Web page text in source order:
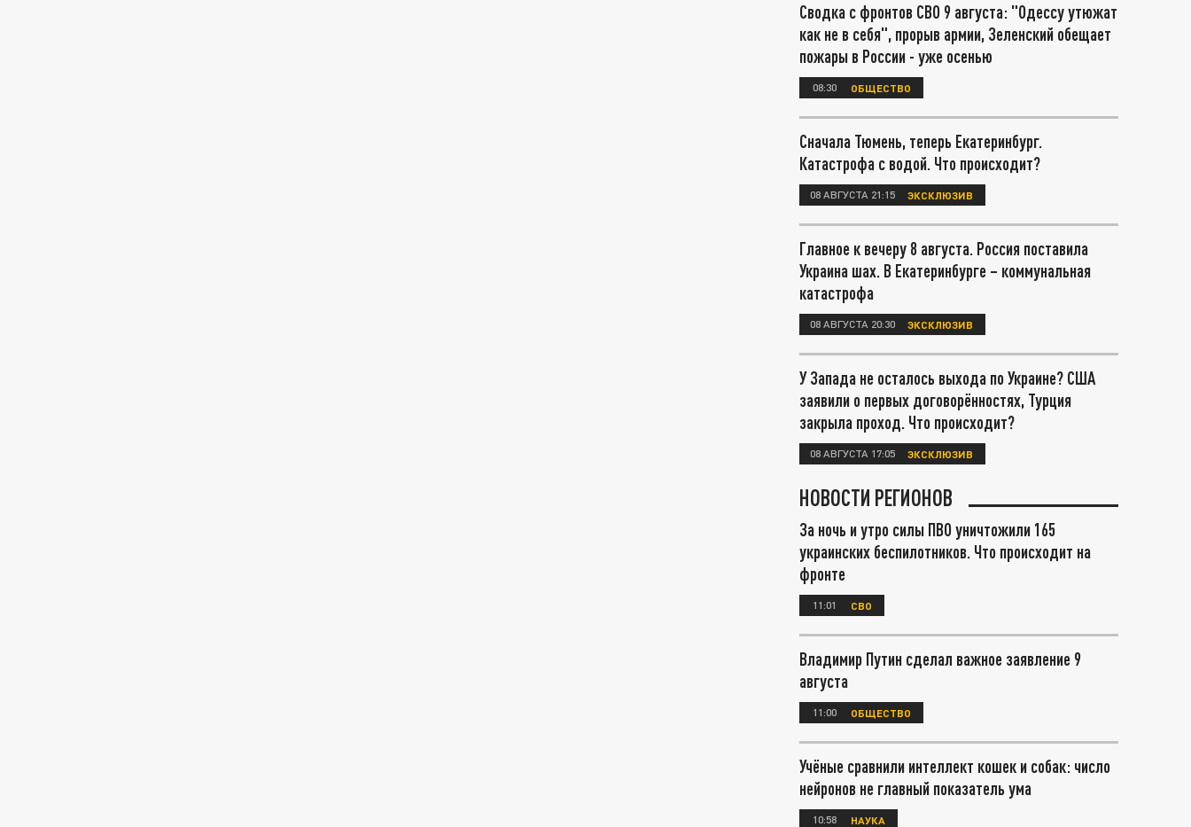
Сводка с фронтов СВО 9 августа: "Одессу утюжат
как не в себя", прорыв армии, Зеленский обещает
пожары в России - уже осенью
08:30 ОБЩЕСТВО
Сначала Тюмень, теперь Екатеринбург.
Катастрофа с водой. Что происходит?
08 АВГУСТА 21:15 ЭКСКЛЮЗИВ
Главное к вечеру 8 августа. Россия поставила
Украина шах. В Екатеринбурге – коммунальная
катастрофа
08 АВГУСТА 20:30 ЭКСКЛЮЗИВ
У Запада не осталось выхода по Украине? США
заявили о первых договорённостях, Турция
закрыла проход. Что происходит?
08 АВГУСТА 17:05 ЭКСКЛЮЗИВ
НОВОСТИ РЕГИОНОВ
За ночь и утро силы ПВО уничтожили 165
украинских беспилотников. Что происходит на
фронте
11:01 СВО
Владимир Путин сделал важное заявление 9
августа
11:00 ОБЩЕСТВО
Учёные сравнили интеллект кошек и собак: число
нейронов не главный показатель ума
10:58 НАУКА